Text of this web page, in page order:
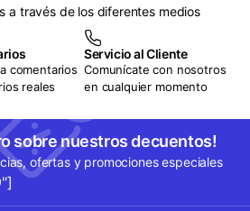
a través de los diferentes medios
comentarios
reales
Servicio al Cliente
Comunícate con nosotros
en cualquier momento
sobre nuestros decuentos!
ofertas y promociones especiales